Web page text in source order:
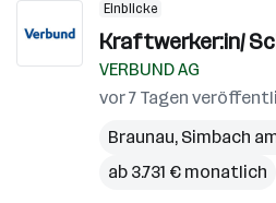
Einblicke
Kraftwerker:in/
VERBUND AG
vor 7 Tagen
Braunau, Simbach
ab 3.731 € monatlich